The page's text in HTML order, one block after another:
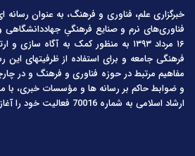
خبرگزاری علم، فناوری و فرهنگ، به عنوان
فناوری‌های نرم و صنایع فرهنگیِ جهاددانشگاهی
۱۶ مرداد ۱۳۹۳ به منظور کمک به آگاه
فرهنگی جامعه و برای استفاده از ظرفیتهای
مفاهیم مرتبط در حوزه فناوری و فرهنگ و در
و ضوابط حاکم بر رسانه ها و مؤسسات خبری، با
ارشاد اسلامی به شماره 70016 فعالیت خود را آغاز کرده است.